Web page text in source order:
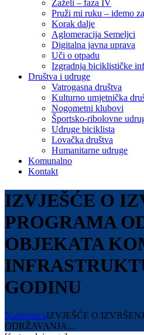
Zaželi – faza IV
Pruži mi ruku – idemo
Korak dalje
Aglomeracija Semeljci
Digitalna javna uprava
Uči o otpadu
Izgradnja biciklističke
Društva i udruge
Vatrogasna društva
Kulturno umjetnička
Nogometni klubovi
Športsko-ribolovne
Udruge biciklista
Lovačka društva
Humanitarne udruge
Komunalno
Kontakt
IZVJEŠĆE O
PROGRAMA
OBJEKATA
GODINU
NaslovnicaIZVJEŠĆE O
ODRŽAVANJA...